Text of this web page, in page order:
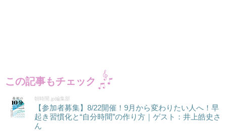
この記事もチェック
朝時間.jp編集部
【参加者募集】8/22開催！9月から変わりたい人へ！早
起き習慣化と“自分時間”の作り方｜ゲスト：井上皓史さ
ん